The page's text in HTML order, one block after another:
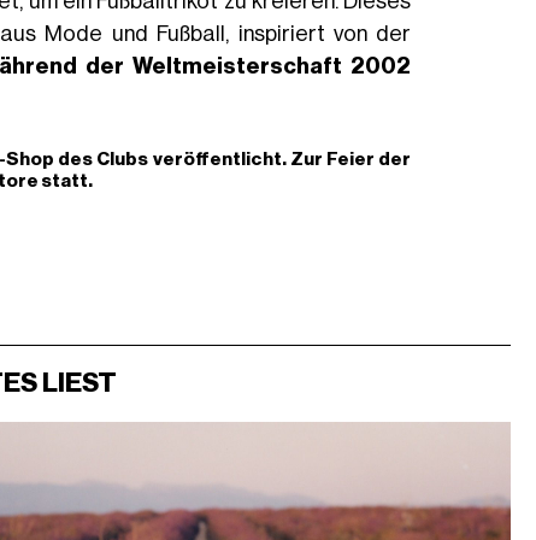
Mode und Fußball, inspiriert von der
der Weltmeisterschaft 2002
Shop des Clubs veröffentlicht. Zur Feier der
statt.
LIEST